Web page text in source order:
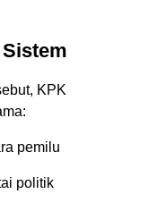
KPK
pemilu
politik